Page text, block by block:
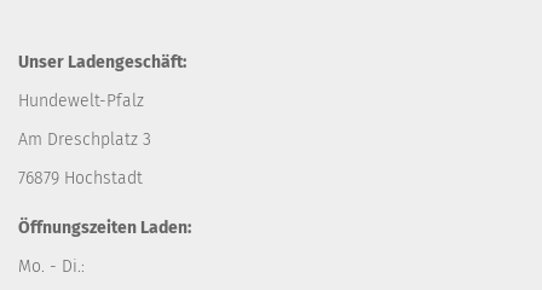
Unser Ladengeschäft:
Hundewelt-Pfalz
Am Dreschplatz 3
76879 Hochstadt
Öffnungszeiten Laden:
Mo. - Di.: